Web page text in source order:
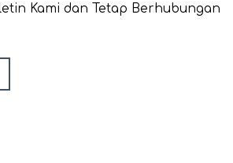
Kami dan Tetap Berhubungan